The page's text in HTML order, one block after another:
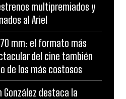
multipremiados y
al Ariel
70 mm: el formato más
del cine también
de los más costosos
González destaca la